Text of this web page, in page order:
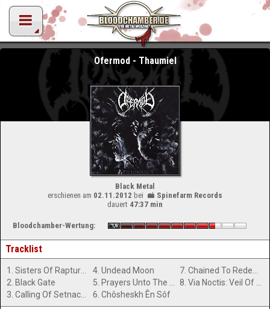
Ofermod - Thaumiel
Black Metal
erschienen am 02.11.2012 bei
Spinefarm Records
dauert 47:37 min
Bloodchamber-Wertung:
Tracklist
2. Black Gate
4. Undead Moon
6. Chôsheskh Ên Sôf